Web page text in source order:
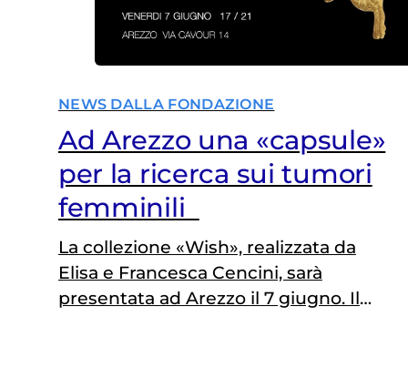
NEWS DALLA FONDAZIONE
Ad Arezzo una «capsule»
per la ricerca sui tumori
femminili
La collezione «Wish», realizzata da
Elisa e Francesca Cencini, sarà
presentata ad Arezzo il 7 giugno. Il